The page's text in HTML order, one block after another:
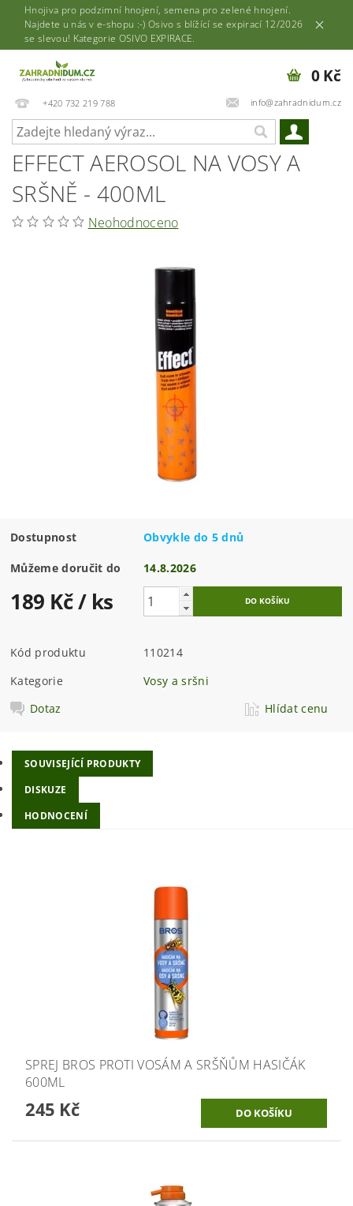
Hnojiva pro podzimní hnojení, semena pro zelené hnojení.
Najdete u nás v e-shopu :-) Osivo s blížící se expirací 12/2026
se slevou! Kategorie OSIVO EXPIRACE.
+420 732 219 788 info@zahradnidum.cz
0 Kč
EFFECT AEROSOL NA VOSY A
SRŠNĚ - 400ML
Neohodnoceno
Dostupnost Obvykle do 5 dnů
Můžeme doručit do 14.8.2026
189 Kč/ ks
Kód produktu
110214
Kategorie
Vosy a sršni
Dotaz
Hlídat cenu
SOUVISEJÍCÍ PRODUKTY
DISKUZE
HODNOCENÍ
SPREJ BROS PROTI VOSÁM A SRŠŇŮM HASIČÁK
600ML
245 Kč